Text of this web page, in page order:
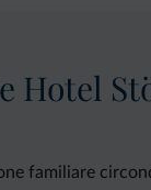
Hotel
familiare